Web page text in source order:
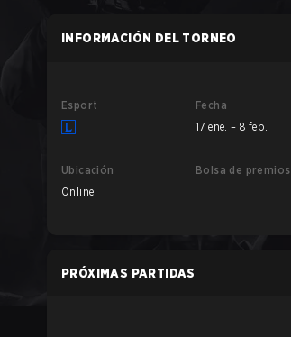
INFORMACIÓN DEL TORNEO
Esport
Fecha
17 ene. – 8 feb.
Ubicación
Online
Bolsa de premios
PRÓXIMAS PARTIDAS